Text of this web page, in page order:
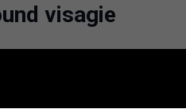
visagie